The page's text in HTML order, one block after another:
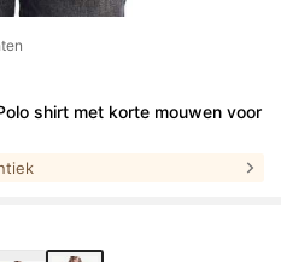
shirt met korte mouwen voor